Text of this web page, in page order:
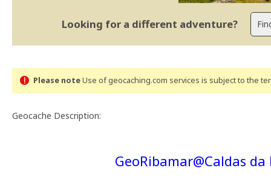
Looking for a different adventure?
Please noteUse of geocaching.com services is subject to the
Geocache Description:
GeoRibamar@Caldas